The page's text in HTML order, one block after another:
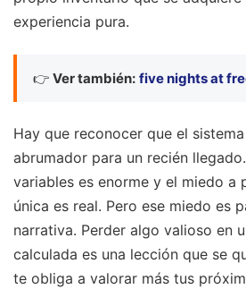
experiencia pura.
👉 Ver también: five nights at
Hay que reconocer que el
abrumador para un recién
variables es enorme y el miedo a
única es real. Pero ese miedo es
narrativa. Perder algo valioso en
calculada es una lección que se
te obliga a valorar más tus